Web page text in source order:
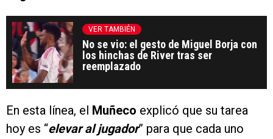
VER TAMBIÉN
No se vio: el gesto de Miguel Borja con
los hinchas de River tras ser
reemplazado
En esta línea, el Muñeco explicó que su tarea
hoy es “elevar al jugador” para que cada uno